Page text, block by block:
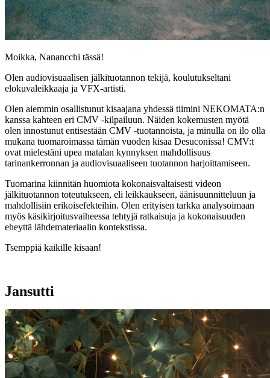
Moikka, Nanancchi tässä!
Olen audiovisuaalisen jälkituotannon tekijä, koulutukseltani
elokuvaleikkaaja ja VFX-artisti.
Olen aiemmin osallistunut kisaajana yhdessä tiimini NEKOMATA:n
kanssa kahteen eri CMV -kilpailuun. Näiden kokemusten myötä
olen innostunut entisestään CMV -tuotannoista, ja minulla on ilo olla
mukana tuomaroimassa tämän vuoden kisaa Desuconissa! CMV:t
ovat mielestäni upea matalan kynnyksen mahdollisuus
tarinankerronnan ja audiovisuaaliseen tuotannon harjoittamiseen.
Tuomarina kiinnitän huomiota kokonaisvaltaisesti videon
jälkituotannon toteutukseen, eli leikkaukseen, äänisuunnitteluun ja
mahdollisiin erikoisefekteihin. Olen erityisen tarkka analysoimaan
myös käsikirjoitusvaiheessa tehtyjä ratkaisuja ja kokonaisuuden
eheyttä lähdemateriaalin kontekstissa.
Tsemppiä kaikille kisaan!
Jansutti